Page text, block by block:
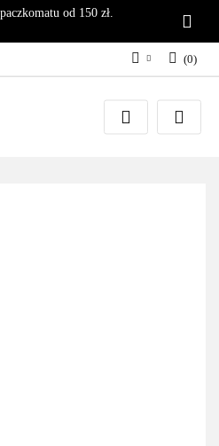
od 150 zł.
Zaloguj się
Załóż konto
(0)